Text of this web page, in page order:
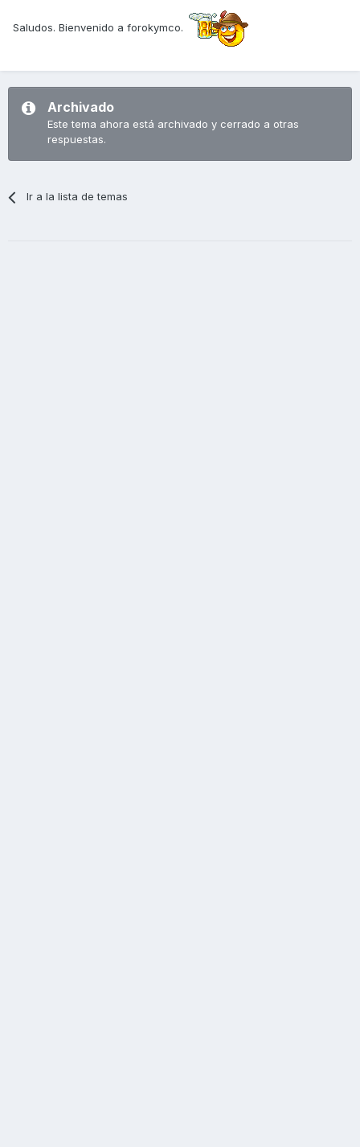
Saludos. Bienvenido a forokymco.
Archivado
Este tema ahora está archivado y cerrado a otras
respuestas.
Ir a la lista de temas